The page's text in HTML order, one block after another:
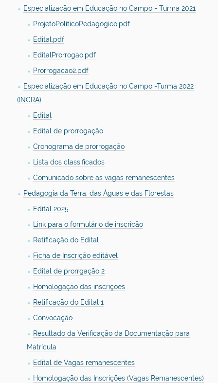
Especialização em Educação no Campo - Turma 2021
ProjetoPoliticoPedagogico.pdf
Edital.pdf
EditalProrrogao.pdf
Prorrogacao2.pdf
Especialização em Educação no Campo -Turma 2022
(INCRA)
Edital
Edital de prorrogação
Cronograma de prorrogação
Lista dos classificados
Comunicado sobre as vagas remanescentes
Pedagogia da Terra, das Águas e das Florestas
Edital 2025
Link para o formulário de inscrição
Retificação do Edital
Ficha de Inscrição editável
Edital de prorrgação 2
Homologação das inscrições
Retificação do Edital 1
Convocação
Resultado da Verificação da Documentação para
Matrícula
Edital de Vagas remanescentes
Homologação das Inscrições (Vagas Remanescentes)